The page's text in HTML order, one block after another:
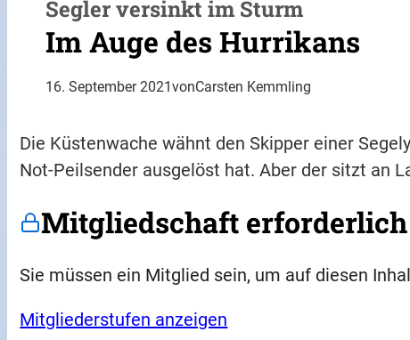
Segler versinkt im Sturm
Im Auge des Hurrikans
16. September 2021vonCarsten Kemmling
Die Küstenwache wähnt den Skipper einer
Not-Peilsender ausgelöst hat. Aber der sitzt an
Mitgliedschaft erforderlich
Sie müssen ein Mitglied sein, um auf diesen
Mitgliederstufen anzeigen